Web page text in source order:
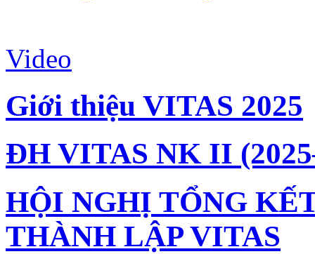
Video
Giới thiệu VITAS 2025
ĐH VITAS NK II
HỘI NGHỊ TỔNG
THÀNH LẬP VITAS